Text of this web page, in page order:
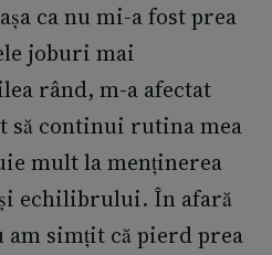
ca nu mi-a fost prea
joburi mai
rând, m-a afectat
să continui rutina mea
mult la menținerea
echilibrului. În afară
am simțit că pierd prea